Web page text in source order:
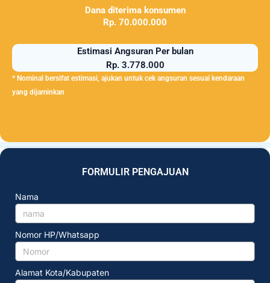
Dana diterima konsumen
Rp. 70.000.000
Estimasi Angsuran Per bulan
Rp. 3.778.000
* Nominal bersifat estimasi, ajukan untuk cek angsuran sesuai kendaraan
yang dijaminkan
FORMULIR PENGAJUAN
Nama
Nomor HP/Whatsapp
Alamat Kota/Kabupaten